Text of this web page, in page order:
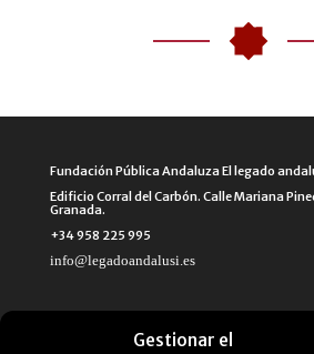
Gestionar el
Fundación Pública Andaluza El legado
Edificio Corral del Carbón. Calle Mariana
Granada.
+34 958 225 995
info@legadoandalusi.es